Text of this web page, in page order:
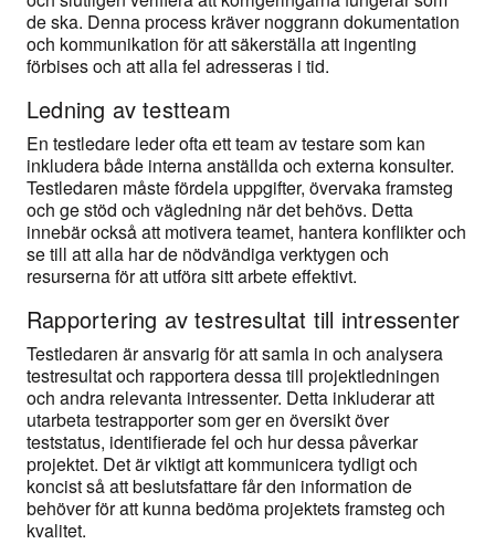
de ska. Denna process kräver noggrann dokumentation
och kommunikation för att säkerställa att ingenting
förbises och att alla fel adresseras i tid.
Ledning av testteam
En testledare leder ofta ett team av testare som kan
inkludera både interna anställda och externa konsulter.
Testledaren måste fördela uppgifter, övervaka framsteg
och ge stöd och vägledning när det behövs. Detta
innebär också att motivera teamet, hantera konflikter och
se till att alla har de nödvändiga verktygen och
resurserna för att utföra sitt arbete effektivt.
Rapportering av testresultat till intressenter
Testledaren är ansvarig för att samla in och analysera
testresultat och rapportera dessa till projektledningen
och andra relevanta intressenter. Detta inkluderar att
utarbeta testrapporter som ger en översikt över
teststatus, identifierade fel och hur dessa påverkar
projektet. Det är viktigt att kommunicera tydligt och
koncist så att beslutsfattare får den information de
behöver för att kunna bedöma projektets framsteg och
kvalitet.